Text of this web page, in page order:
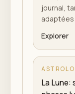
journal,
adaptées
Explorer
La